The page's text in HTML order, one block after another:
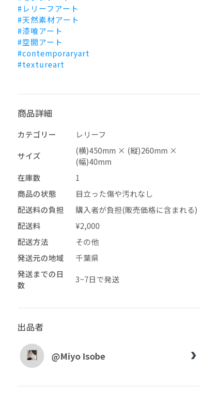
削除する
再審査する
#レリーフアート
#天然素材アート
#漆喰アート
#空間アート
#contemporaryart
#textureart
商品詳細
カテゴリー
レリーフ
サイズ
(横)450mm × (縦)260mm ×
(幅)40mm
在庫数
1
商品の状態
目立った傷や汚れなし
配送料の負担
購入者が負担(販売価格に含まれる)
配送料
¥2,000
配送方法
その他
発送元の地域
千葉県
発送までの日
数
3~7日で発送
出品者
@Miyo Isobe
承認する